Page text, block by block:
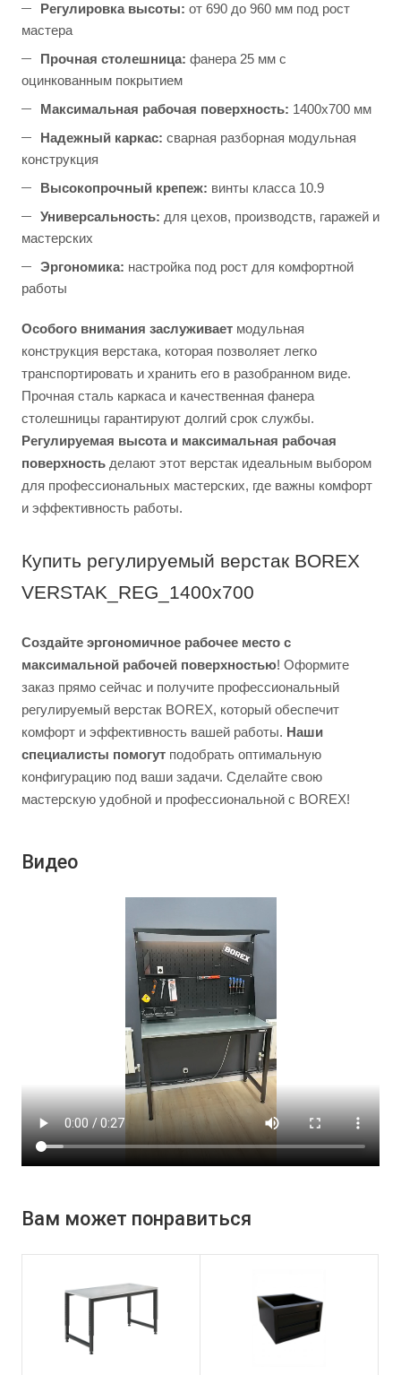
Регулировка высоты: от 690 до 960 мм под рост
мастера
Прочная столешница: фанера 25 мм с
оцинкованным покрытием
Максимальная рабочая поверхность: 1400х700 мм
Надежный каркас: сварная разборная модульная
конструкция
Высокопрочный крепеж: винты класса 10.9
Универсальность: для цехов, производств, гаражей и
мастерских
Эргономика: настройка под рост для комфортной
работы
Особого внимания заслуживает модульная
конструкция верстака, которая позволяет легко
транспортировать и хранить его в разобранном виде.
Прочная сталь каркаса и качественная фанера
столешницы гарантируют долгий срок службы.
Регулируемая высота и максимальная рабочая
поверхность делают этот верстак идеальным выбором
для профессиональных мастерских, где важны комфорт
и эффективность работы.
Купить регулируемый верстак BOREX
VERSTAK_REG_1400х700
Создайте эргономичное рабочее место с
максимальной рабочей поверхностью! Оформите
заказ прямо сейчас и получите профессиональный
регулируемый верстак BOREX, который обеспечит
комфорт и эффективность вашей работы. Наши
специалисты помогут подобрать оптимальную
конфигурацию под ваши задачи. Сделайте свою
мастерскую удобной и профессиональной с BOREX!
Видео
Вам может понравиться